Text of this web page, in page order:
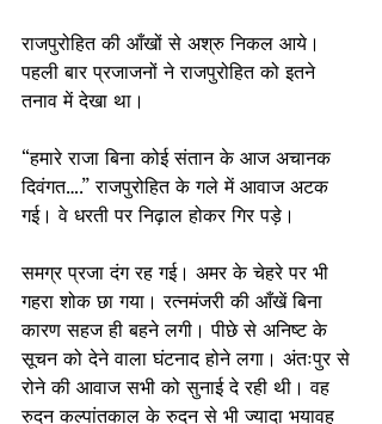
राजपुरोहित की आँखों से अश्रु निकल आये।
पहली बार प्रजाजनों ने राजपुरोहित को इतने
तनाव में देखा था।
“हमारे राजा बिना कोई संतान के आज अचानक
दिवंगत….” राजपुरोहित के गले में आवाज अटक
गई। वे धरती पर निढ़ाल होकर गिर पड़े।
समग्र प्रजा दंग रह गई। अमर के चेहरे पर भी
गहरा शोक छा गया। रत्नमंजरी की आँखें बिना
कारण सहज ही बहने लगी। पीछे से अनिष्ट के
सूचन को देने वाला घंटनाद होने लगा। अंतःपुर से
रोने की आवाज सभी को सुनाई दे रही थी। वह
रुदन कल्पांतकाल के रुदन से भी ज्यादा भयावह